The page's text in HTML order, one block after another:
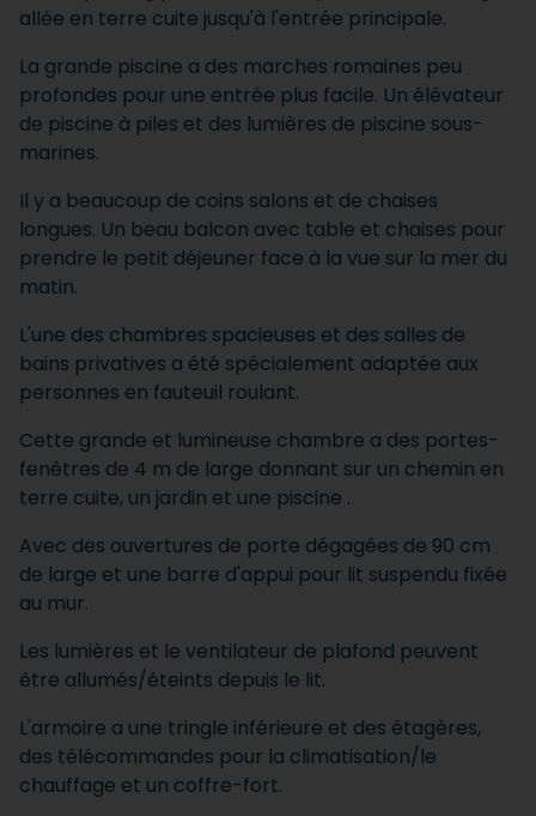
allée en terre cuite jusqu'à l'entrée principale.
La grande piscine a des marches romaines peu
profondes pour une entrée plus facile. Un élévateur
de piscine à piles et des lumières de piscine sous-
marines.
Il y a beaucoup de coins salons et de chaises
longues. Un beau balcon avec table et chaises pour
prendre le petit déjeuner face à la vue sur la mer du
matin.
L'une des chambres spacieuses et des salles de
bains privatives a été spécialement adaptée aux
personnes en fauteuil roulant.
Cette grande et lumineuse chambre a des portes-
fenêtres de 4 m de large donnant sur un chemin en
terre cuite, un jardin et une piscine .
Avec des ouvertures de porte dégagées de 90 cm
de large et une barre d'appui pour lit suspendu fixée
au mur.
Les lumières et le ventilateur de plafond peuvent
être allumés/éteints depuis le lit.
L'armoire a une tringle inférieure et des étagères,
des télécommandes pour la climatisation/le
chauffage et un coffre-fort.